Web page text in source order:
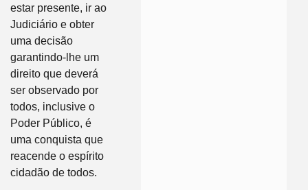
estar presente, ir ao
Judiciário e obter
uma decisão
garantindo-lhe um
direito que deverá
ser observado por
todos, inclusive o
Poder Público, é
uma conquista que
reacende o espírito
cidadão de todos.